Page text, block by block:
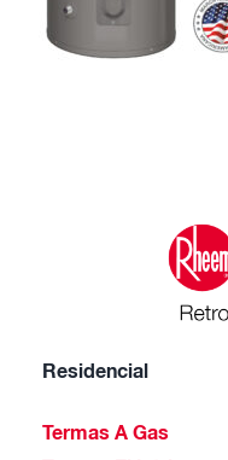
Residencial
Termas A Gas